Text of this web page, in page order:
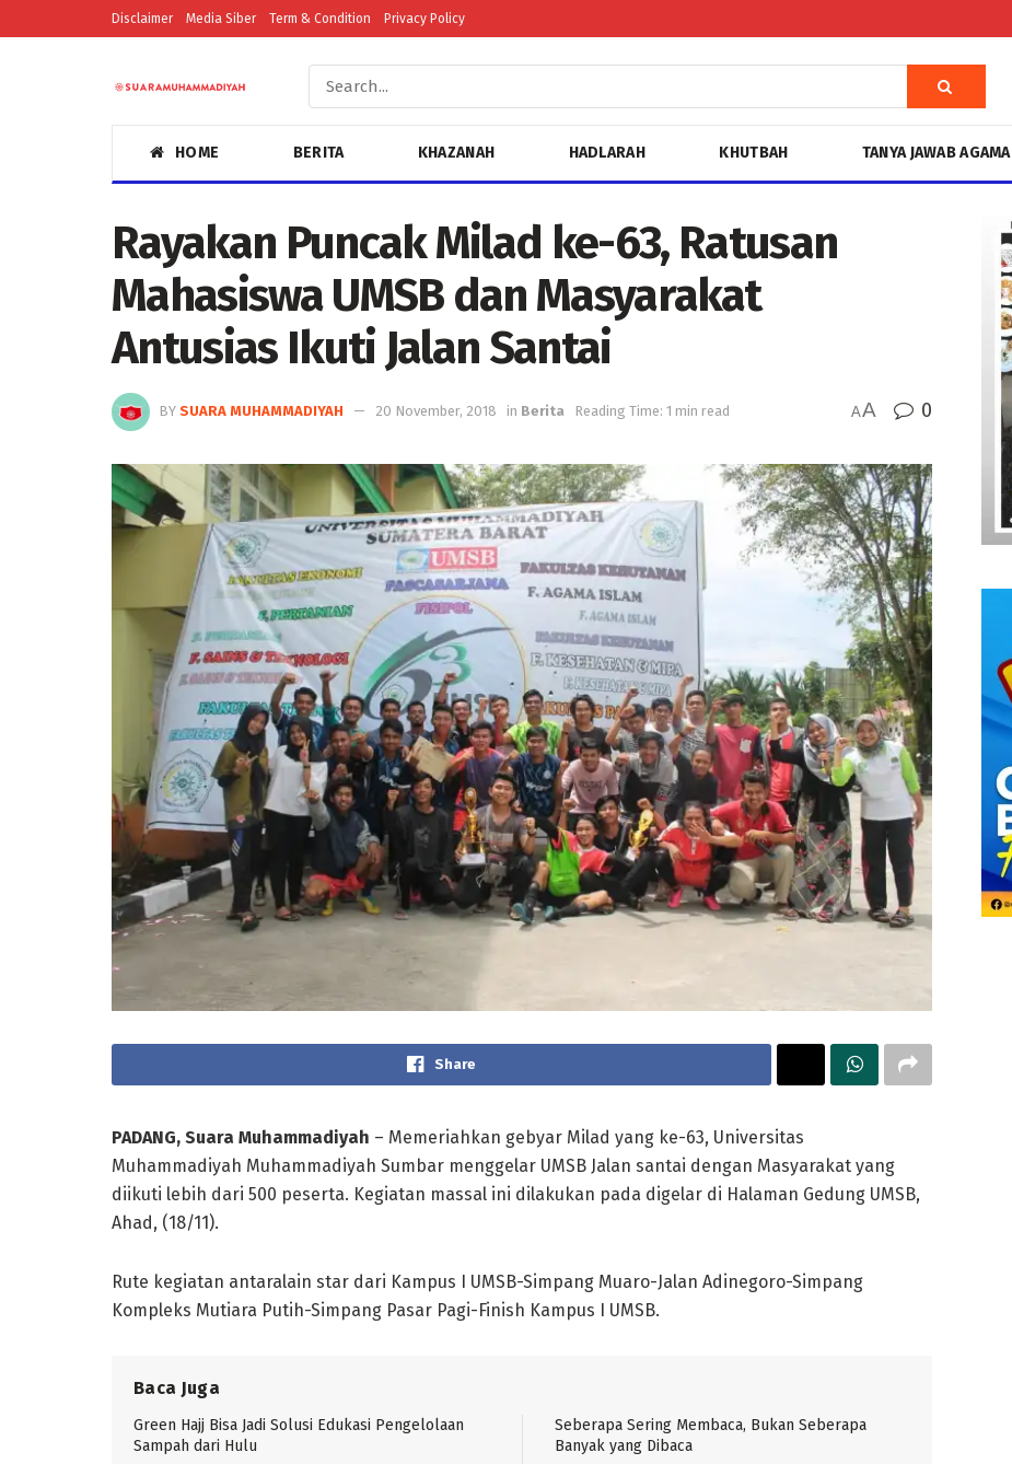
Disclaimer Media Siber Term & Condition Privacy Policy
HOME BERITA KHAZANAH HADLARAH KHUTBAH TANYA JAWAB AGAMA
Rayakan Puncak Milad ke-63, Ratusan
Mahasiswa UMSB dan Masyarakat
Antusias Ikuti Jalan Santai
BY SUARA MUHAMMADIYAH 20 November, 2018 in Berita Reading Time: 1 min read AA 0
Share
PADANG, Suara Muhammadiyah – Memeriahkan gebyar Milad yang ke-63, Universitas
Muhammadiyah Muhammadiyah Sumbar menggelar UMSB Jalan santai dengan Masyarakat yang
diikuti lebih dari 500 peserta. Kegiatan massal ini dilakukan pada digelar di Halaman Gedung UMSB,
Ahad, (18/11).
Rute kegiatan antaralain star dari Kampus I UMSB-Simpang Muaro-Jalan Adinegoro-Simpang
Kompleks Mutiara Putih-Simpang Pasar Pagi-Finish Kampus I UMSB.
Baca Juga
Green Hajj Bisa Jadi Solusi Edukasi Pengelolaan
Sampah dari Hulu
Seberapa Sering Membaca, Bukan Seberapa
Banyak yang Dibaca